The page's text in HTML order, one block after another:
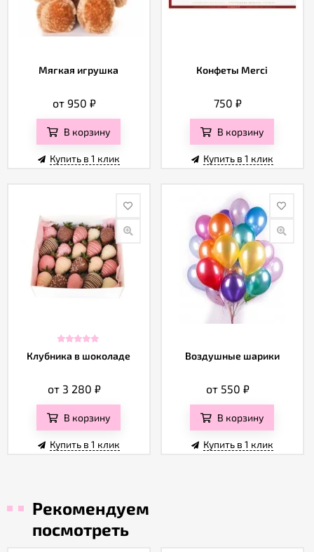
Мягкая игрушка
от 950₽
В корзину
Купить в 1 клик
Конфеты Merci
750₽
В корзину
Купить в 1 клик
Клубника в шоколаде
от 3 280₽
В корзину
Купить в 1 клик
Воздушные шарики
от 550₽
В корзину
Купить в 1 клик
Рекомендуем
посмотреть